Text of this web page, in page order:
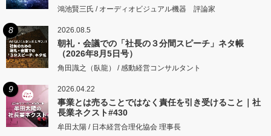
鴻池賢三氏 / オーディオビジュアル機器 評論家
8 2026.08.5
朝礼・会議での「社長の３分間スピーチ」ネタ帳
（2026年8月5日号）
角田識之（臥龍） / 感動経営コンサルタント
9 2026.04.22
事業とは売ることではなく責任を引き受けること｜社
長業ネクスト#430
牟田太陽 / 日本経営合理化協会 理事長